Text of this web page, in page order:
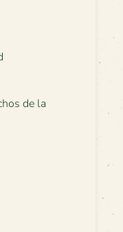
de la